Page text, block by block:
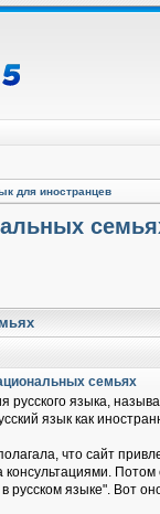
для иностранцев
семьях
русского языка,
язык как
что сайт
консультациями.
русском языке". Вот